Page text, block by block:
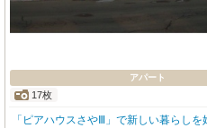
アパート
17枚
「ピアハウスさやⅢ」で新しい暮らし